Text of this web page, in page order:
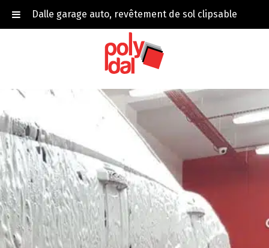
Dalle garage auto, revêtement de sol clipsable